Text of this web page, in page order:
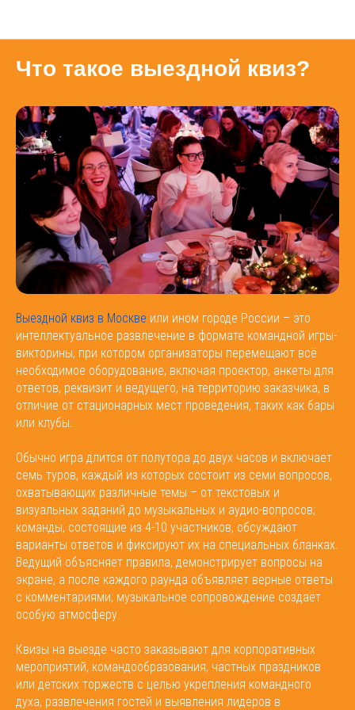
Что такое выездной квиз?
Выездной квиз в Москве или ином городе России – это
интеллектуальное развлечение в формате командной игры-
викторины, при котором организаторы перемещают всё
необходимое оборудование, включая проектор, анкеты для
ответов, реквизит и ведущего, на территорию заказчика, в
отличие от стационарных мест проведения, таких как бары
или клубы.
Обычно игра длится от полутора до двух часов и включает
семь туров, каждый из которых состоит из семи вопросов,
охватывающих различные темы – от текстовых и
визуальных заданий до музыкальных и аудио-вопросов;
команды, состоящие из 4-10 участников, обсуждают
варианты ответов и фиксируют их на специальных бланках.
Ведущий объясняет правила, демонстрирует вопросы на
экране, а после каждого раунда объявляет верные ответы
с комментариями; музыкальное сопровождение создаёт
особую атмосферу.
Квизы на выезде часто заказывают для корпоративных
мероприятий, командообразования, частных праздников
или детских торжеств с целью укрепления командного
духа, развлечения гостей и выявления лидеров в